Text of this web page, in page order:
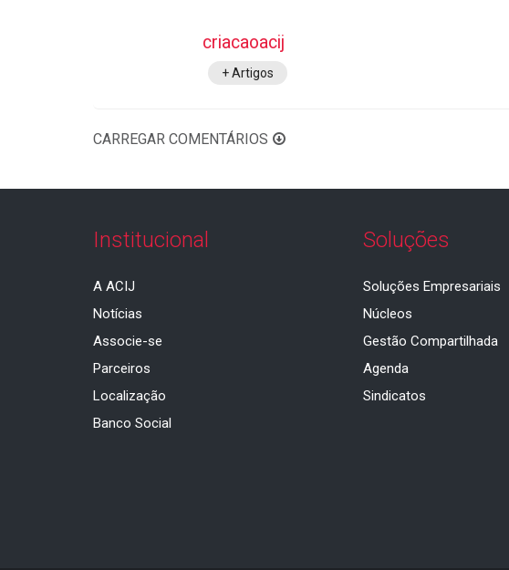
criacaoacij
+ Artigos
CARREGAR COMENTÁRIOS
Institucional
A ACIJ
Notícias
Associe-se
Parceiros
Localização
Banco Social
Soluções
Soluções Empresariais
Núcleos
Gestão Compartilhada
Agenda
Sindicatos